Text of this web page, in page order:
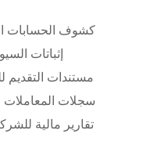
كشوف الحسابات
إثباتات
مستندات التقديم
سجلات المعاملات
تقارير مالية